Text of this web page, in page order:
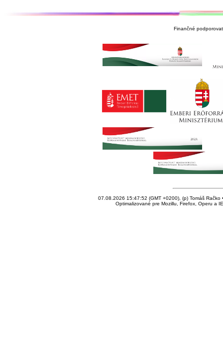
Finančné
07.08.2026 15:47:52 (GMT +0200), (p) Tomáš Račko
Optimalizované pre Mozillu, Firefox, Operu a